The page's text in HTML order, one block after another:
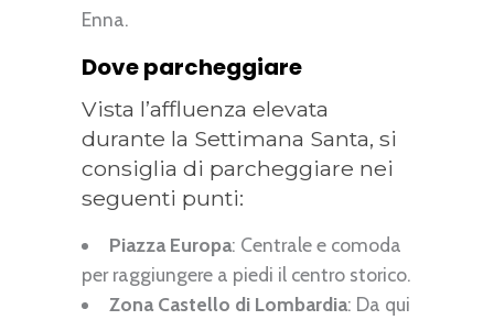
Enna.
Dove parcheggiare
Vista l’affluenza elevata
durante la Settimana Santa, si
consiglia di parcheggiare nei
seguenti punti:
Piazza Europa: Centrale e comoda
per raggiungere a piedi il centro storico.
Zona Castello di Lombardia: Da qui